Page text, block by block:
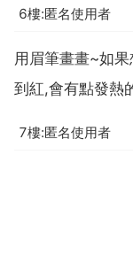
6樓:匿名使用者
用眉筆畫畫~如
到紅,會有點發熱
7樓:匿名使用者